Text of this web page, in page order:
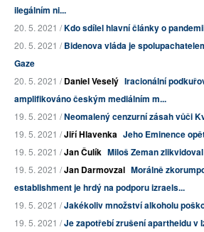
ilegálním ni...
20. 5. 2021 /Kdo sdílel hlavní články o
20. 5. 2021 /Bidenova vláda je
Gaze
20. 5. 2021 /Daniel Veselý Iracionální
amplifikováno českým mediálním m...
19. 5. 2021 /Neomalený cenzurní zásah vůči
19. 5. 2021 /Jiří Hlavenka Jeho Eminence
19. 5. 2021 /Jan Čulík Miloš Zeman
19. 5. 2021 /Jan Darmovzal Morálně
establishment je hrdý na podporu izraels...
19. 5. 2021 /Jakékoliv množství alkoholu
19. 5. 2021 /Je zapotřebí zrušení apartheidu v